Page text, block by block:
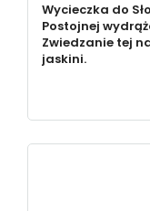
Wycieczka do
Postojnej
Zwiedzanie tej
jaskini.